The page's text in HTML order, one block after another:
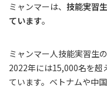
ミャンマーは、 技能実習
ています。
ミャンマー人技能実習生
2022年には15,000名を超
ています。ベトナムや中